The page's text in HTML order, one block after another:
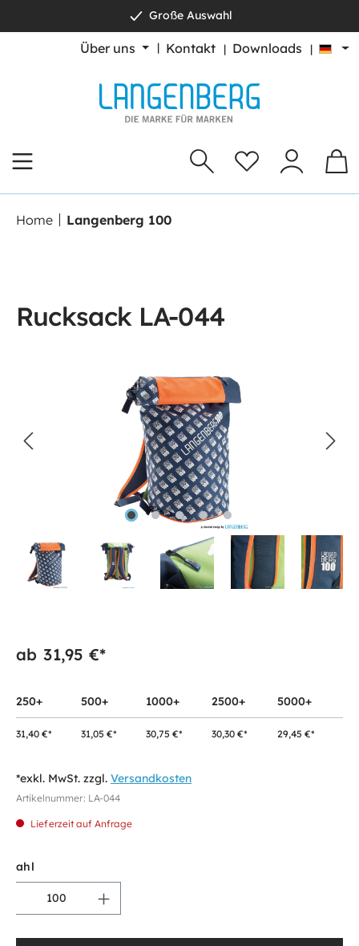
Große Auswahl
Über uns Kontakt Downloads
Home Langenberg 100
Rucksack LA-044
ab 31,95 €*
250+ 500+ 1000+ 2500+ 5000+
31,40 €* 31,05 €* 30,75 €* 30,30 €* 29,45 €*
*exkl. MwSt. zzgl. Versandkosten
Artikelnummer: LA-044
Lieferzeit auf Anfrage